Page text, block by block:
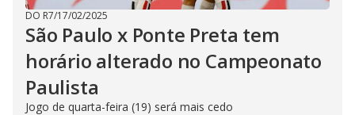
DO R7/17/02/2025
São Paulo x Ponte Preta tem
horário alterado no Campeonato
Paulista
Jogo de quarta-feira (19) será mais cedo